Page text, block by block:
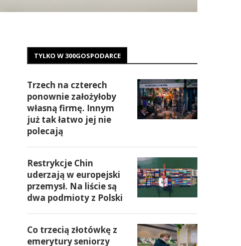
TYLKO W 300GOSPODARCE
Trzech na czterech
ponownie założyłoby
własną firmę. Innym
już tak łatwo jej nie
polecają
Restrykcje Chin
uderzają w europejski
przemysł. Na liście są
dwa podmioty z Polski
Co trzecią złotówkę z
emerytury seniorzy